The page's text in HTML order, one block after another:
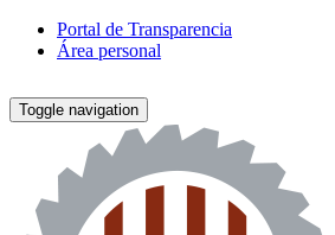
Portal de Transparencia
Área personal
Toggle navigation